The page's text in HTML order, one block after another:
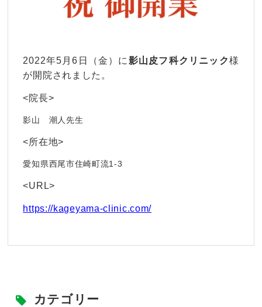
2022年5月6日（金）に 影山皮フ科クリニック様
が開院されました。
<院長>
影山 潮人先生
<所在地>
愛知県西尾市住崎町流1-3
<URL>
https://kageyama-clinic.com/
カテゴリー